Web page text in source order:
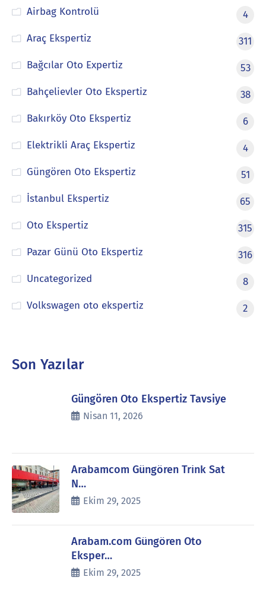
Airbag Kontrolü
4
Araç Ekspertiz
311
Bağcılar Oto Expertiz
53
Bahçelievler Oto Ekspertiz
38
Bakırköy Oto Ekspertiz
6
Elektrikli Araç Ekspertiz
4
Güngören Oto Ekspertiz
51
İstanbul Ekspertiz
65
Oto Ekspertiz
315
Pazar Günü Oto Ekspertiz
316
Uncategorized
8
Volkswagen oto ekspertiz
2
Son Yazılar
Güngören Oto Ekspertiz Tavsiye
Nisan 11, 2026
Arabamcom Güngören Trink Sat
N…
Ekim 29, 2025
Arabam.com Güngören Oto
Eksper…
Ekim 29, 2025